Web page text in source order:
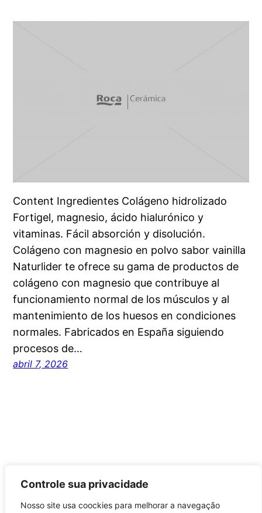
Controle sua privacidade
Nosso site usa coockies para melhorar a navegação
Content Ingredientes Colágeno hidrolizado
Fortigel, magnesio, ácido hialurónico y
vitaminas. Fácil absorción y disolución.
Colágeno con magnesio en polvo sabor vainilla
Naturlider te ofrece su gama de productos de
colágeno con magnesio que contribuye al
funcionamiento normal de los músculos y al
mantenimiento de los huesos en condiciones
normales. Fabricados en España siguiendo
procesos de…
abril 7, 2026